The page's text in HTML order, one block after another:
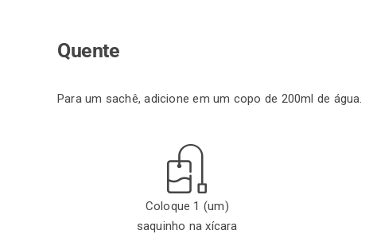
Quente
Para um sachê, adicione em um copo de 200ml de água.
Coloque 1 (um)
saquinho na xícara